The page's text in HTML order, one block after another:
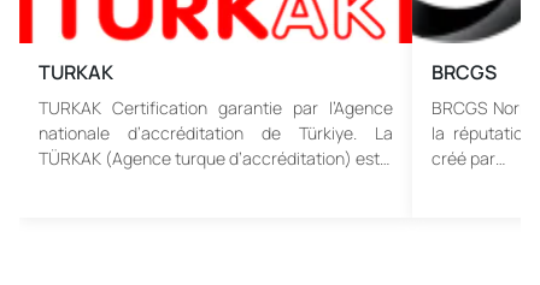
TURKAK
TURKAK Certification garantie par l’Agence
nationale d’accréditation de Türkiye. La
TÜRKAK (Agence turque d’accréditation) est…
BRCGS
BRCGS
la réputation
créé par…